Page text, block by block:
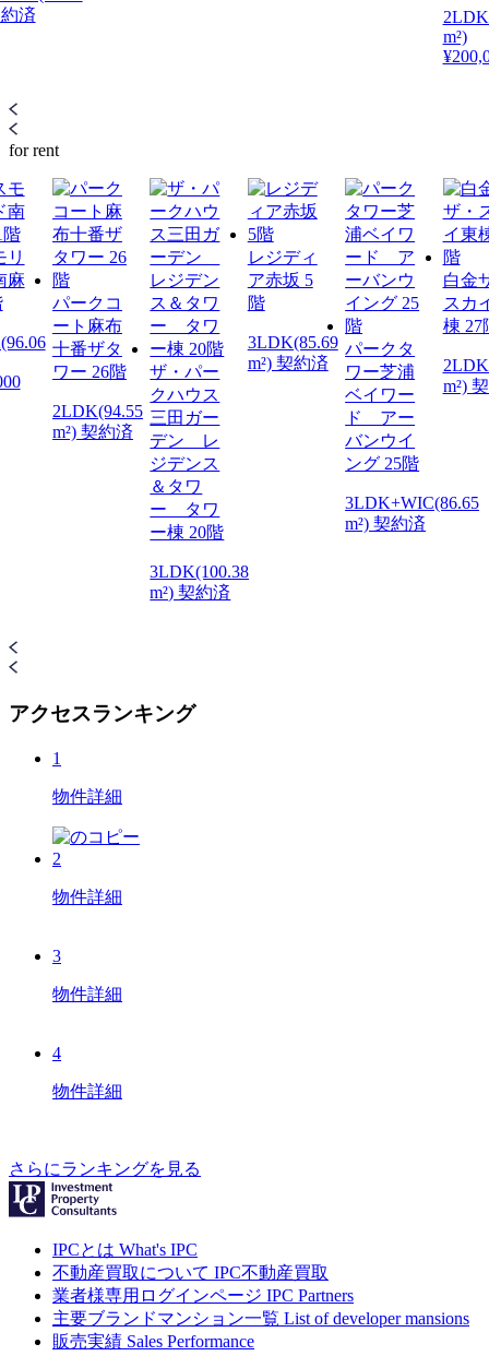
済
m²)
for rent
リ
麻
パークコ
ート麻布
十番ザタ
ワー 26階
2LDK(94.55
m²) 契約済
ザ・パー
クハウス
三田ガー
デン レ
ジデンス
＆タワ
ー タワ
ー棟 20階
3LDK(100.38
m²) 契約済
レジディ
ア赤坂 5
階
3LDK(85.69
m²) 契約済
パークタ
ワー芝浦
ベイワー
ド アー
バンウイ
ング 25階
3LDK+WIC(86.65
m²) 契約済
白金
スカ
棟 27
m²)
アクセスランキング
1
物件詳細
2
物件詳細
3
物件詳細
4
物件詳細
さらにランキングを見る
IPCとは What's IPC
不動産買取について IPC不動産買取
業者様専用ログインページ IPC Partners
主要ブランドマンション一覧 List of developer mansions
販売実績 Sales Performance